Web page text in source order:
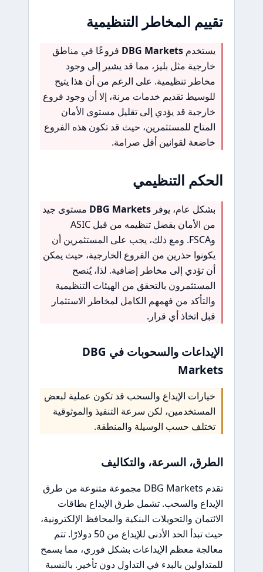
تقييم المخاطر التنظيمية
يستخدم DBG Markets فروعًا في مناطق
خارجية مثل بليز، مما قد يشير إلى وجود
مخاطر تنظيمية. على الرغم من أن هذا يتيح
للوسيط تقديم خدمات مرنة، إلا أن وجود فروع
خارجية قد يؤدي إلى تقليل مستوى الأمان
المتاح للمستثمرين، حيث قد تكون هذه الفروع
خاضعة لقوانين أقل صرامة.
الحكم التنظيمي
بشكل عام، يوفر DBG Markets مستوى جيد
من الأمان بفضل تنظيمه من قبل ASIC
وFSCA. ومع ذلك، يجب على المستثمرين أن
يكونوا حذرين من الفروع الخارجية، حيث يمكن
أن تؤدي إلى مخاطر إضافية. لذا، يُنصح
المستثمرون بالتحقق من الهيئات التنظيمية
والتأكد من فهمهم الكامل لمخاطر الاستثمار
قبل اتخاذ أي قرار.
الإيداعات والسحوبات في DBG
Markets
خيارات الإيداع والسحب قد تكون عملية لبعض
المستخدمين، لكن سرعة التنفيذ والموثوقية
تختلف حسب الوسيلة والمنطقة.
الطرق، السرعة، والتكاليف
تقدم DBG Markets مجموعة متنوعة من طرق
الإيداع والسحب. تشمل طرق الإيداع بطاقات
الائتمان والتحويلات البنكية والمحافظ الإلكترونية،
حيث تبدأ الحد الأدنى للإيداع من 50 دولارًا. تتم
معالجة معظم الإيداعات بشكل فوري، مما يسمح
للمتداولين بالبدء في التداول دون تأخير. بالنسبة